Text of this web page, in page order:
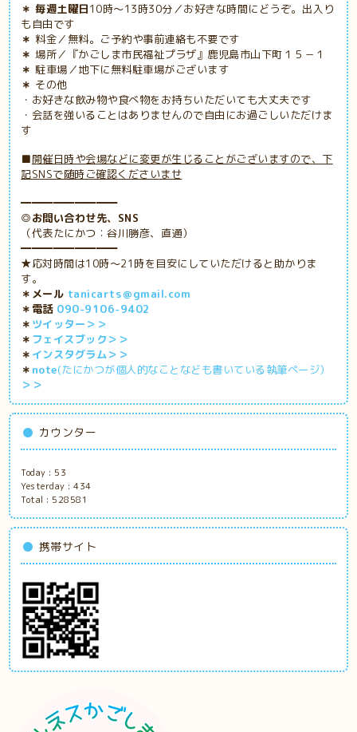
＊ 毎週土曜日10時～13時30分／お好きな時間にどうぞ。出入り
も自由です
＊ 料金／無料。ご予約や事前連絡も不要です
＊ 場所／『かごしま市民福祉プラザ』鹿児島市山下町１５－１
＊ 駐車場／地下に無料駐車場がございます
＊ その他
・お好きな飲み物や食べ物をお持ちいただいても大丈夫です
・会話を強いることはありませんので自由にお過ごしいただけま
す
■開催日時や会場などに変更が生じることがございますので、下
記SNSで随時ご確認くださいませ
━━━━━━━━━
◎お問い合わせ先、SNS
（代表たにかつ：谷川勝彦、直通）
━━━━━━━━━
★応対時間は10時～21時を目安にしていただけると助かりま
す。
＊メール tanicarts＠gmail.com
＊電話 090-9106-9402
＊ ツイッター＞＞
＊ フェイスブック＞＞
＊ インスタグラム＞＞
＊ note(たにかつが個人的なことなども書いている執筆ページ）
＞＞
カウンター
Today : 53
Yesterday :434
Total : 528581
携帯サイト